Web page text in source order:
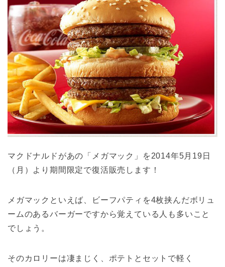
マクドナルドがあの「メガマック」を2014年5月19日
（月）より期間限定で復活販売します！
メガマックといえば、ビーフパティを4枚挟んだボリュ
ームのあるバーガーですから覚えている人も多いこと
でしょう。
そのカロリーは凄まじく、ポテトとセットで軽く